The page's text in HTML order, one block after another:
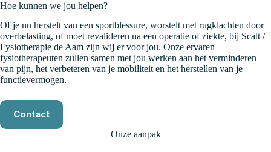
Hoe kunnen we jou helpen?
Of je nu herstelt van een sportblessure, worstelt met rugklachten door
overbelasting, of moet revalideren na een operatie of ziekte, bij Scatt /
Fysiotherapie de Aam zijn wij er voor jou. Onze ervaren
fysiotherapeuten zullen samen met jou werken aan het verminderen
van pijn, het verbeteren van je mobiliteit en het herstellen van je
functievermogen.
Contact
Onze aanpak